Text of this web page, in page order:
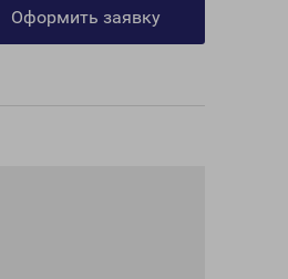
Оформить заявку